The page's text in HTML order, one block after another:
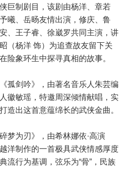
巨制剧目，该剧由杨洋、章若
曦、岳旸友情出演，修庆、鲁
、王子睿、徐崴罗共同主演，讲
（杨洋 饰）为追查故友留下关
险象环生中探寻真相的故事。
孤剑吟》，由著名音乐人朱芸编
徽敏瑶，特邀周深倾情献唱，实
造出这首意蕴绵长的武侠金曲。
梦为刃》，由希林娜依·高演
洋制作的一首极具武侠情感厚度
流行为基调，弦乐为“骨”，民族